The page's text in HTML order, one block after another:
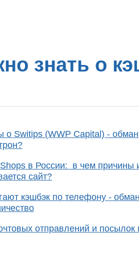
знать о
о Switips (WWP Capital) -
в России: в чем причины
сайт?
кэшбэк по телефону -
отправлений и посылок